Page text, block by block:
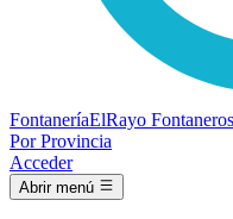
FontaneríaElRayo
Por Provincia
Acceder
Abrir menú